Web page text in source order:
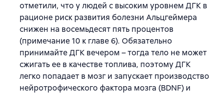
отметили, что у людей с высоким уровнем ДГК в
рационе риск развития болезни Альцгеймера
снижен на восемьдесят пять процентов
(примечание 10 к главе 6). Обязательно
принимайте ДГК вечером – тогда тело не может
сжигать ее в качестве топлива, поэтому ДГК
легко попадает в мозг и запускает производство
нейротрофического фактора мозга (BDNF) и